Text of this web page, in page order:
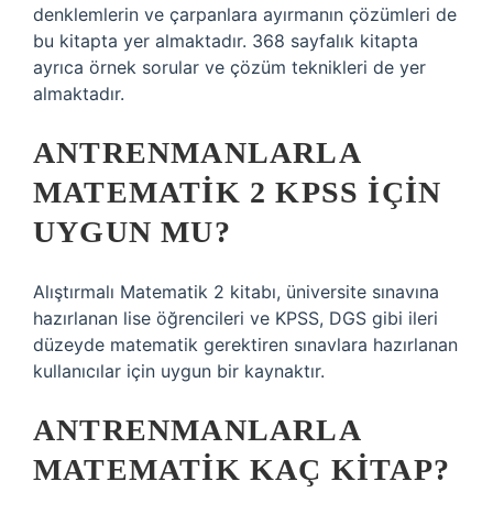
denklemlerin ve çarpanlara ayırmanın çözümleri de
bu kitapta yer almaktadır. 368 sayfalık kitapta
ayrıca örnek sorular ve çözüm teknikleri de yer
almaktadır.
ANTRENMANLARLA
MATEMATIK 2 KPSS IÇIN
UYGUN MU?
Alıştırmalı Matematik 2 kitabı, üniversite sınavına
hazırlanan lise öğrencileri ve KPSS, DGS gibi ileri
düzeyde matematik gerektiren sınavlara hazırlanan
kullanıcılar için uygun bir kaynaktır.
ANTRENMANLARLA
MATEMATIK KAÇ KITAP?